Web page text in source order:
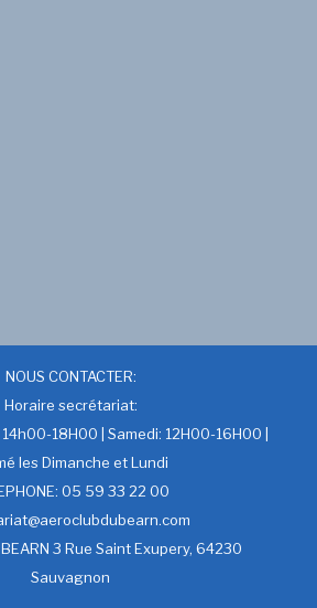
NOUS CONTACTER:
Horaire secrétariat:
18H00 | Samedi: 12H00-16H00 |
les Dimanche et Lundi
05 59 33 22 00
BEARN 3 Rue Saint Exupery, 64230
Sauvagnon